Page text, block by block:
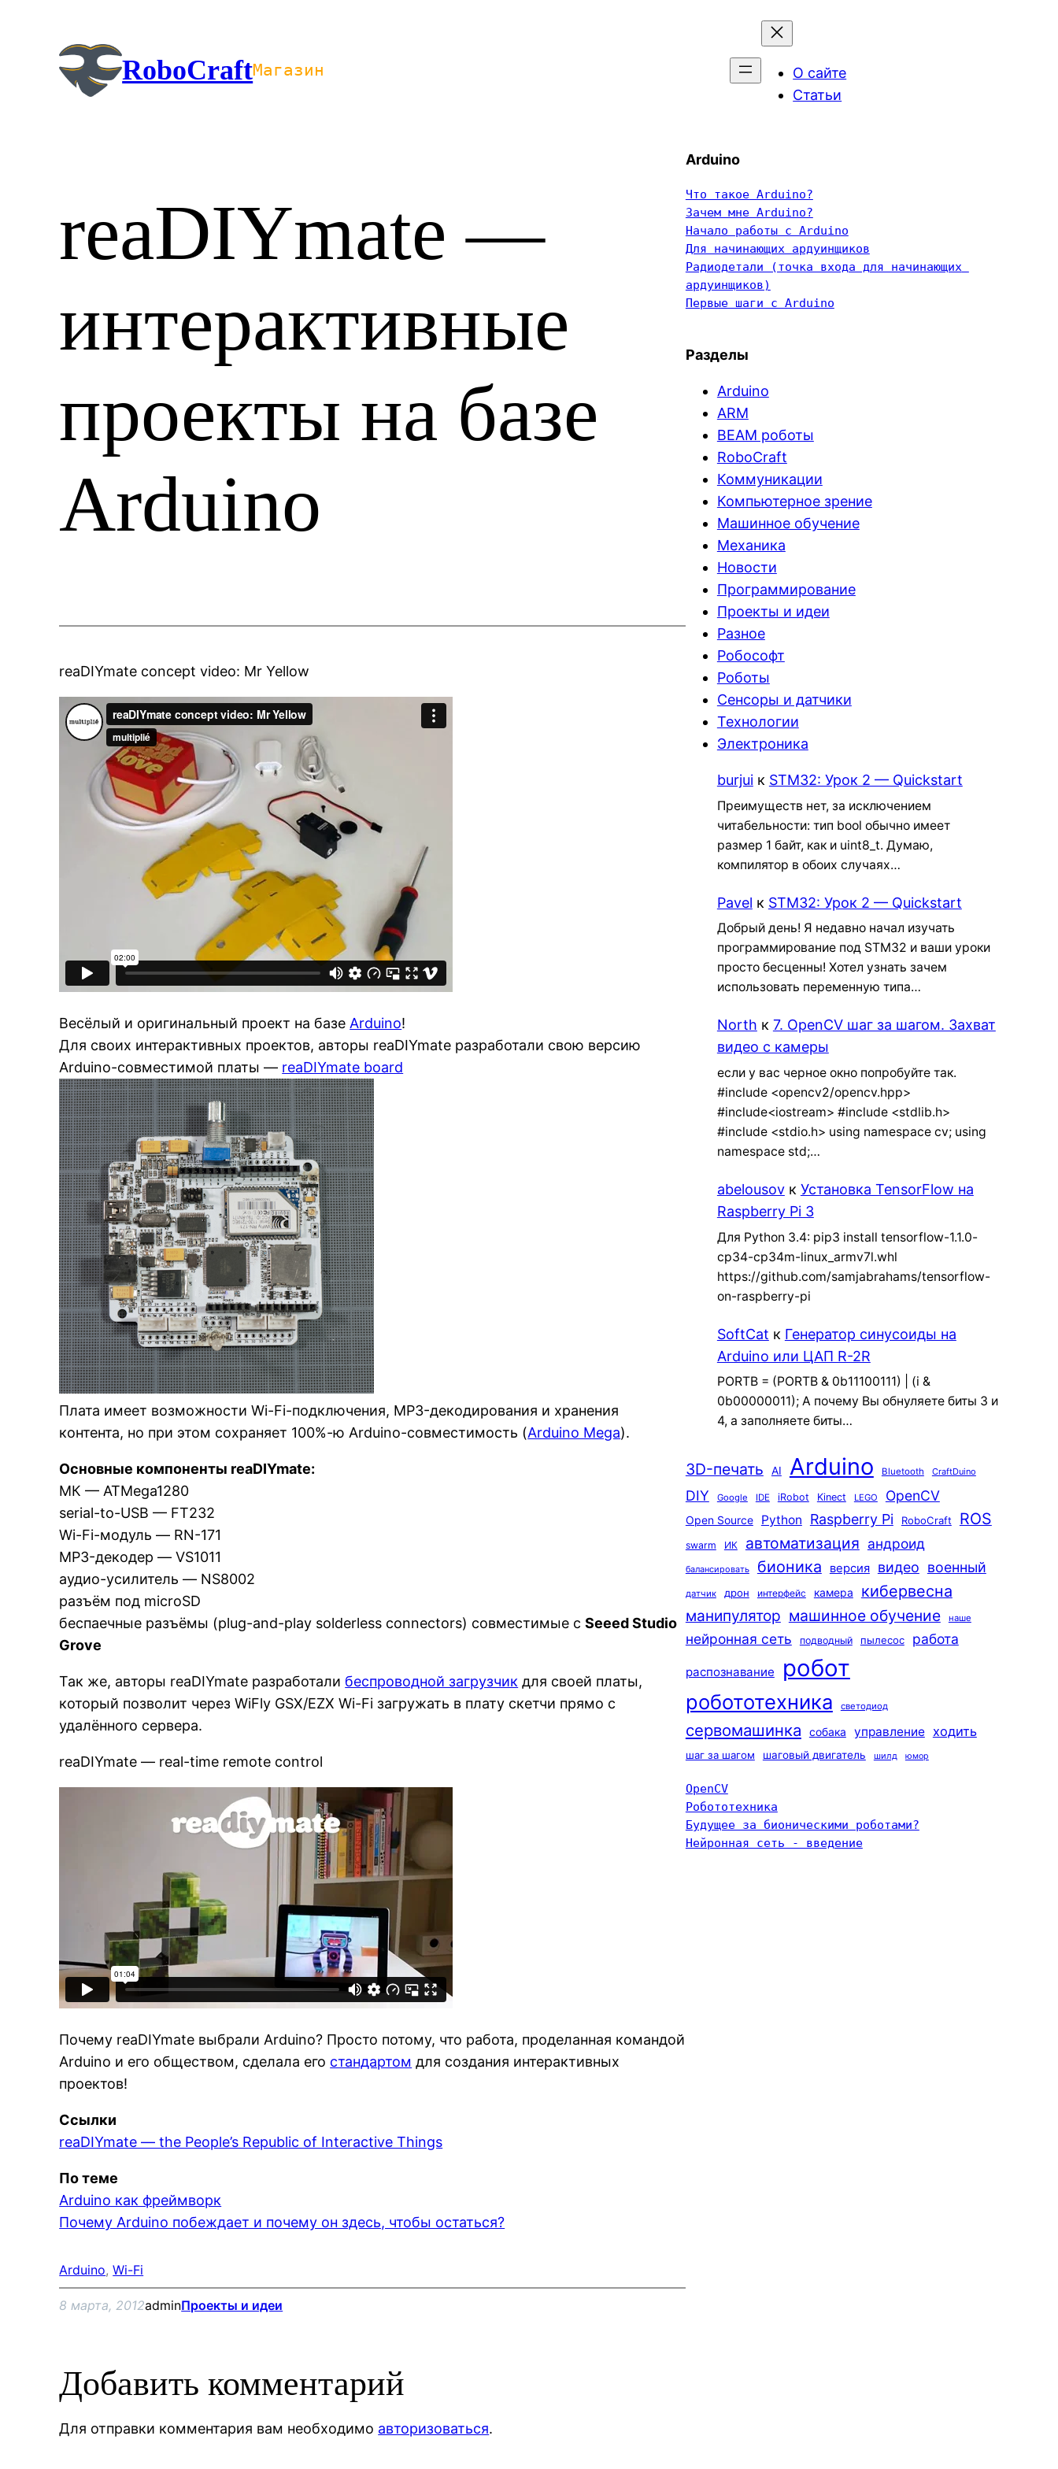
содержимому
RoboCraftМагазин
О сайте
Статьи
reaDIYmate —
интерактивные
проекты на базе
Arduino
reaDIYmate concept video: Mr Yellow
Весёлый и оригинальный проект на базе Arduino!
Для своих интерактивных проектов, авторы reaDIYmate разработали свою версию
Arduino-совместимой платы — reaDIYmate board
Плата имеет возможности Wi-Fi-подключения, MP3-декодирования и хранения
контента, но при этом сохраняет 100%-ю Arduino-совместимость (Arduino Mega).
Основные компоненты reaDIYmate:
МК — ATMega1280
serial-to-USB — FT232
Wi-Fi-модуль — RN-171
MP3-декодер — VS1011
аудио-усилитель — NS8002
разъём под microSD
беспаечные разъёмы (plug-and-play solderless connectors) совместимые сSeeed Studio
Grove
Так же, авторы reaDIYmate разработали беспроводной загрузчик для своей платы,
который позволит через WiFly GSX/EZX Wi-Fi загружать в плату скетчи прямо с
удалённого сервера.
reaDIYmate — real-time remote control
Почему reaDIYmate выбрали Arduino? Просто потому, что работа, проделанная командой
Arduino и его обществом, сделала его стандартом для создания интерактивных
проектов!
Ссылки
reaDIYmate — the People’s Republic of Interactive Things
По теме
Arduino как фреймворк
Почему Arduino побеждает и почему он здесь, чтобы остаться?
Arduino, Wi-Fi
8 марта, 2012adminПроекты и идеи
Добавить комментарий
Для отправки комментария вам необходимо авторизоваться.
Arduino
Что такое Arduino?
Зачем мне Arduino?
Начало работы с Arduino
Для начинающих ардуинщиков
Радиодетали (точка входа для начинающих
ардуинщиков)
Первые шаги с Arduino
Разделы
Arduino
ARM
BEAM роботы
RoboCraft
Коммуникации
Компьютерное зрение
Машинное обучение
Механика
Новости
Программирование
Проекты и идеи
Разное
Робософт
Роботы
Сенсоры и датчики
Технологии
Электроника
burjuiк STM32: Урок 2 — Quickstart
Преимуществ нет, за исключением
читабельности: тип bool обычно имеет
размер 1 байт, как и uint8_t. Думаю,
компилятор в обоих случаях…
Pavel к STM32: Урок 2 — Quickstart
Добрый день! Я недавно начал изучать
программирование под STM32 и ваши уроки
просто бесценны! Хотел узнать зачем
использовать переменную типа…
North к 7. OpenCV шаг за шагом. Захват
видео с камеры
если у вас черное окно попробуйте так.
#include <opencv2/opencv.hpp>
#include<iostream> #include <stdlib.h>
#include <stdio.h> using namespace cv; using
namespace std;…
abelousovк Установка TensorFlow на
Raspberry Pi 3
Для Python 3.4: pip3 install tensorflow-1.1.0-
cp34-cp34m-linux_armv7l.whl
https://github.com/samjabrahams/tensorflow-
on-raspberry-pi
SoftCat к Генератор синусоиды на
Arduino или ЦАП R-2R
PORTB = (PORTB & 0b11100111) | (i &
0b00000011); А почему Вы обнуляете биты 3 и
4, а заполняете биты…
3D-печать AI Arduino Bluetooth CraftDuino
DIY Google IDE iRobot Kinect LEGO OpenCV
Open Source Python Raspberry Pi RoboCraft ROS
swarm ИК автоматизация андроид
балансировать бионика версия видео военный
датчик дрон интерфейс камера кибервесна
манипулятор машинное обучение наше
нейронная сеть подводный пылесос работа
распознавание робот
робототехника светодиод
сервомашинка собака управление ходить
шаг за шагом шаговый двигатель шилд юмор
OpenCV
Робототехника
Будущее за бионическими роботами?
Нейронная сеть - введение